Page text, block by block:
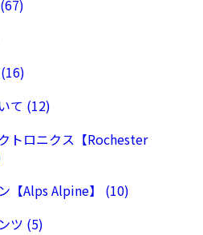
て (12)
トロニクス【Rochester
【Alps Alpine】 (10)
ツ (5)